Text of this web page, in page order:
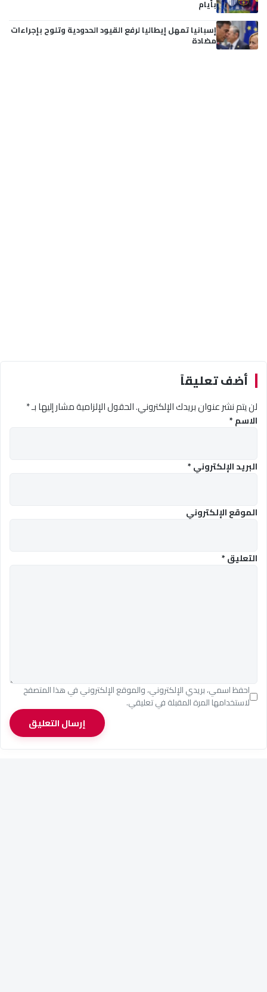
بأيام
إسبانيا تمهل إيطاليا لرفع القيود الحدودية وتلوح بإجراءات
مضادة
أضف تعليقاً
لن يتم نشر عنوان بريدك الإلكتروني.الحقول الإلزامية مشار إليها بـ*
الاسم*
البريد الإلكتروني*
الموقع الإلكتروني
التعليق*
احفظ اسمي، بريدي الإلكتروني، والموقع الإلكتروني في هذا المتصفح
لاستخدامها المرة المقبلة في تعليقي.
إرسال التعليق